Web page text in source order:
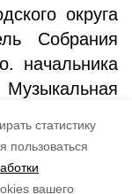
статистику
пользоваться
вашего
округа
Собрания
начальника